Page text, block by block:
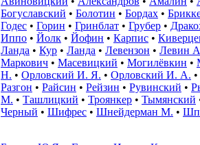
Богуславский • Болотин • Бордах •
Годес • Горин • Гринблат • Грубер •
Иппо • Йолк • Йофин • Карпис •
Ланда • Кур • Ланда • Левензон • Левин
Маркович • Масевицкий • Могилёвкин •
Н. • Орловский И. Я. • Орловский И. А. •
Разгон • Райсин • Рейзин • Рувинский •
М. • Ташлицкий • Троянкер • Тымянский
Черный • Шифрес • Шнейдерман М. •